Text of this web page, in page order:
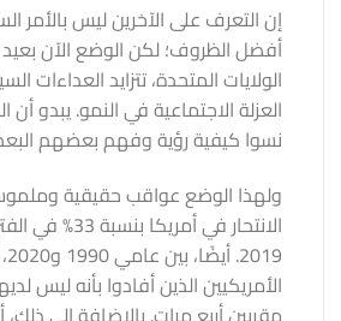
إن التعرف على الآخرين ليس بالأمر
أفضل الظروف؛ لكن الوضع الآن
الولايات المتحدة، تتزايد العداءات
العزلة الاجتماعية في النمو. يبدو
نسوا كيفية رؤية وفهم بعضهم
ولهذا الوضع عواقب حقيقية
الأمريكيين الذين أفادوا بأنه ليس